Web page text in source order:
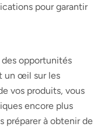
pour garantir
opportunités
un œil sur les
vos produits, vous
encore plus
préparer à obtenir de